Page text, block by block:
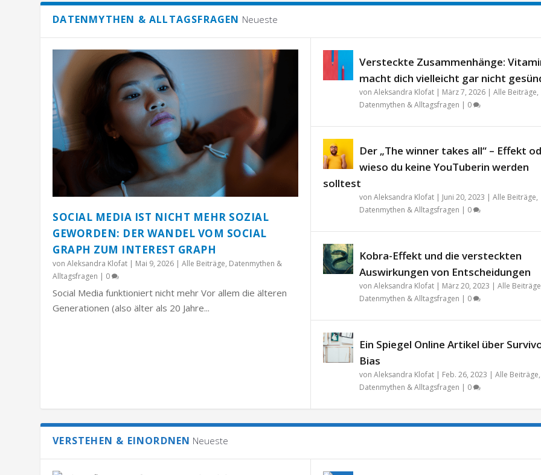
DATENMYTHEN & ALLTAGSFRAGEN Neueste
SOCIAL MEDIA IST NICHT MEHR SOZIAL
GEWORDEN: DER WANDEL VOM SOCIAL
GRAPH ZUM INTEREST GRAPH
vonAleksandra Klofat | Mai 9, 2026 |Alle Beiträge, Datenmythen &
Alltagsfragen | 0
Social Media funktioniert nicht mehr Vor allem die älteren
Generationen (also älter als 20 Jahre...
Versteckte Zusammenhänge:
macht dich vielleicht gar nicht
von Aleksandra Klofat| März 7, 2026| Alle Beiträge,
Datenmythen & Alltagsfragen | 0
Der „The winner takes all“ – Effekt
wieso du keine YouTuberin werden
solltest
von Aleksandra Klofat| Juni 20, 2023 | Alle Beiträge,
Datenmythen & Alltagsfragen | 0
Kobra-Effekt und die versteckten
Auswirkungen von Entscheidungen
von Aleksandra Klofat| März 20, 2023 | Alle Beiträge
Datenmythen & Alltagsfragen | 0
Ein Spiegel Online Artikel über
Bias
von Aleksandra Klofat| Feb. 26, 2023 | Alle Beiträge,
Datenmythen & Alltagsfragen | 0
VERSTEHEN & EINORDNEN Neueste